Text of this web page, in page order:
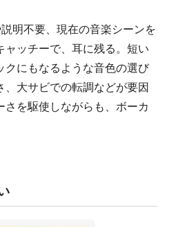
明不要、現在の音楽シーンを
ッチーで、耳に残る。短い
にもなるような音色の選び
大サビでの転調などが要因
を駆使しながらも、ボーカ